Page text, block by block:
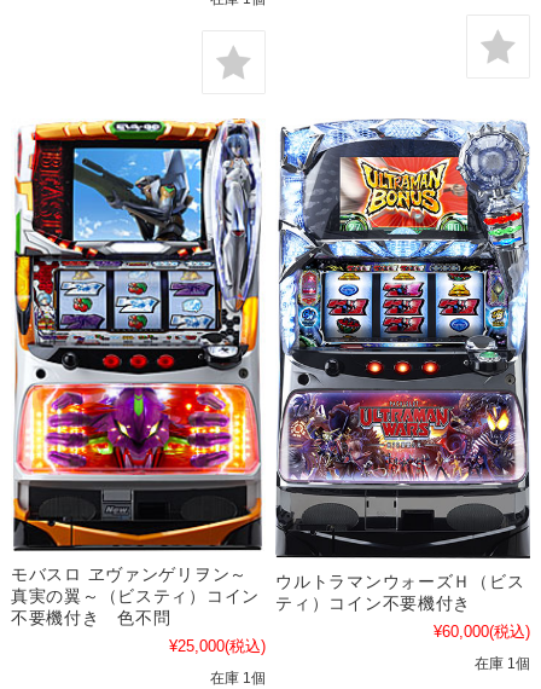
モバスロ ヱヴァンゲリヲン～
真実の翼～（ビスティ）コイン
不要機付き 色不問
¥25,000(税込)
在庫 1個
ウルトラマンウォーズＨ（ビス
ティ）コイン不要機付き
¥60,000(税込)
在庫 1個